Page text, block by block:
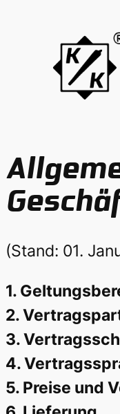
springen
(Stand: 01.
1.
2.
3.
4.
5. Preise und